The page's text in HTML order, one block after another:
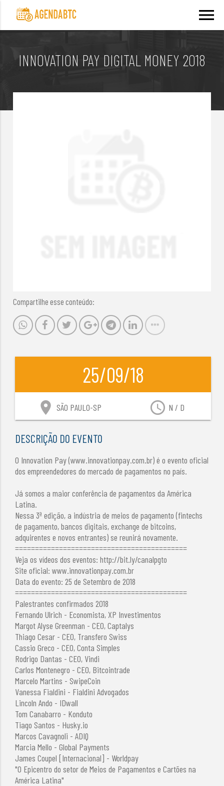
menu
INNOVATION PAY DIGITAL MONEY 2018
Compartilhe esse conteúdo:
25/09/18
access_time N / D
location_on SÃO PAULO-SP
DESCRIÇÃO DO EVENTO
O Innovation Pay (www.innovationpay.com.br) é o evento oficial
dos empreendedores do mercado de pagamentos no país.
Já somos a maior conferência de pagamentos da América
Latina.
Nessa 3ª edição, a indústria de meios de pagamento (fintechs
de pagamento, bancos digitais, exchange de bitcoins,
adquirentes e novos entrantes) se reunirá novamente.
===========================================
Veja os vídeos dos eventos: http://bit.ly/canalpgto
Site oficial: www.innovationpay.com.br
Data do evento: 25 de Setembro de 2018
===========================================
Palestrantes confirmados 2018
Fernando Ulrich - Economista, XP Investimentos
Margot Alyse Greenman - CEO, Captalys
Thiago Cesar - CEO, Transfero Swiss
Cassio Greco - CEO, Conta Simples
Rodrigo Dantas - CEO, Vindi
Carlos Montenegro - CEO, Bitcointrade
Marcelo Martins - SwipeCoin
Vanessa Fialdini - Fialdini Advogados
Lincoln Ando - IDwall
Tom Canabarro - Konduto
Tiago Santos - Husky.io
Marcos Cavagnoli - ADIQ
Marcia Mello - Global Payments
James Coupel [Internacional] - Worldpay
"O Epicentro do setor de Meios de Pagamentos e Cartões na
América Latina"